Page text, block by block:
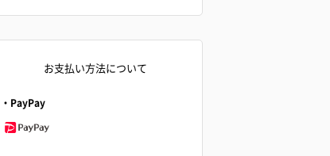
お支払い方法について
・PayPay